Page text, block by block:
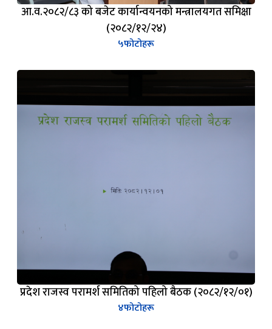
आ.व.२०८२/८३ को बजेट कार्यान्वयनको मन्त्रालयगत समिक्षा
(२०८२/१२/२४)
५फोटोहरू
प्रदेश राजस्व परामर्श समितिको पहिलो बैठक (२०८२/१२/०१)
४फोटोहरू